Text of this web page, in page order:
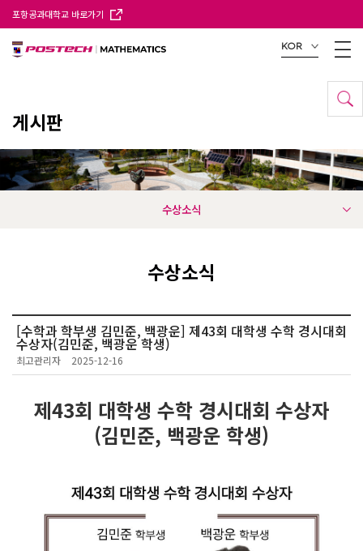
포항공과대학교 바로가기
KOR
게시판
수상소식
수상소식
[수학과 학부생 김민준, 백광운] 제43회 대학생 수학 경시대회
수상자(김민준, 백광운 학생)
최고관리자 2025-12-16
제43회 대학생 수학 경시대회 수상자
(김민준, 백광운 학생)